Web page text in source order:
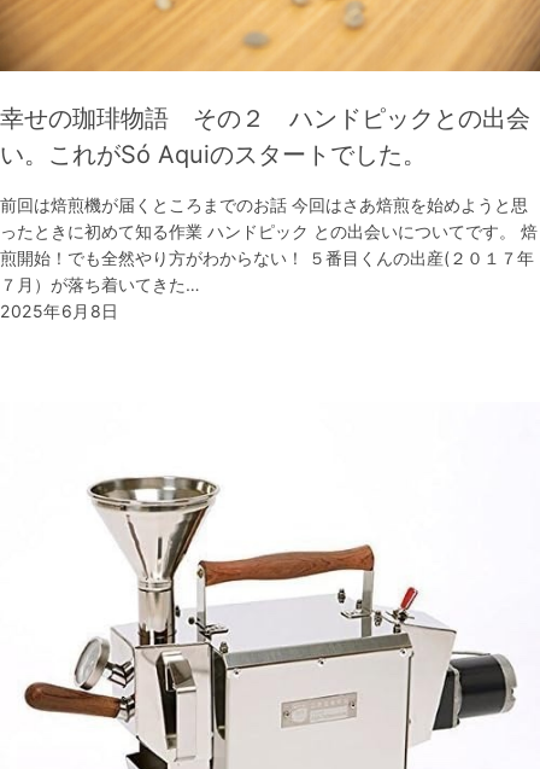
幸せの珈琲物語 その２ ハンドピックとの出会
い。これがSó Aquiのスタートでした。
前回は焙煎機が届くところまでのお話 今回はさあ焙煎を始めようと思
ったときに初めて知る作業 ハンドピック との出会いについてです。 焙
煎開始！でも全然やり方がわからない！ ５番目くんの出産(２０１７年
７月）が落ち着いてきた…
2025年6月8日